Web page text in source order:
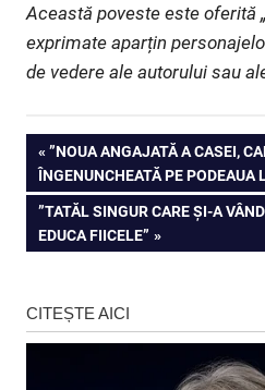
Această poveste este oferită
exprimate aparțin
de vedere ale autorului sau
Navigare
în
articole
PREVIOUS
POST:
”NOUA ANGAJATĂ A CASEI,
ÎNGENUNCHEATĂ PE PODEAUA
NEXT
POST:
”TATĂL SINGUR CARE ȘI-A
EDUCA FIICELE”